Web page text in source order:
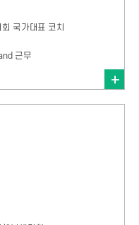
국가대표 코치
근무